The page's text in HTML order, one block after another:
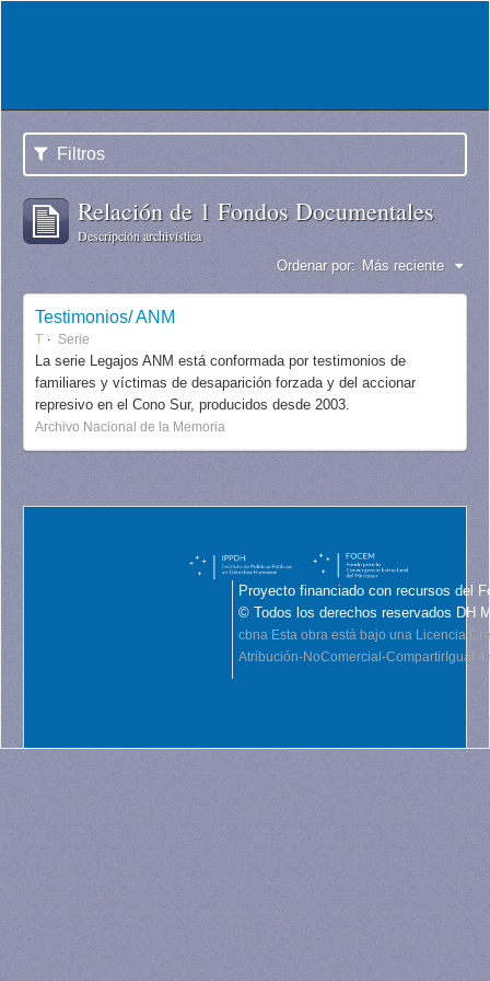
Filtros
Relación de 1 Fondos Documentales
Descripción archivística
Ordenar por: Más reciente
Testimonios/ ANM
T Serie
La serie Legajos ANM está conformada por testimonios de
familiares y víctimas de desaparición forzada y del accionar
represivo en el Cono Sur, producidos desde 2003.
Archivo Nacional de la Memoria
Proyecto financiado con recursos del
© Todos los derechos reservados DH
cbna Esta obra está bajo una Licencia
Atribución-NoComercial-CompartirIgual